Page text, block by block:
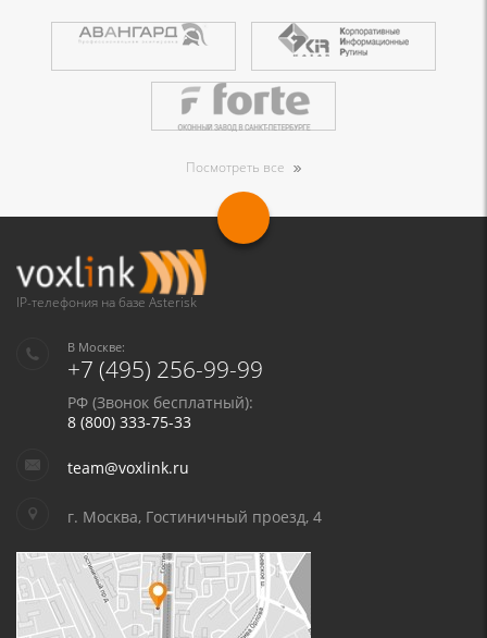
Посмотреть все
IP-телефония на базе Asterisk
В Москве:
+7 (495) 256-99-99
РФ (Звонок бесплатный):
8 (800) 333-75-33
team@voxlink.ru
г. Москва, Гостиничный проезд, 4